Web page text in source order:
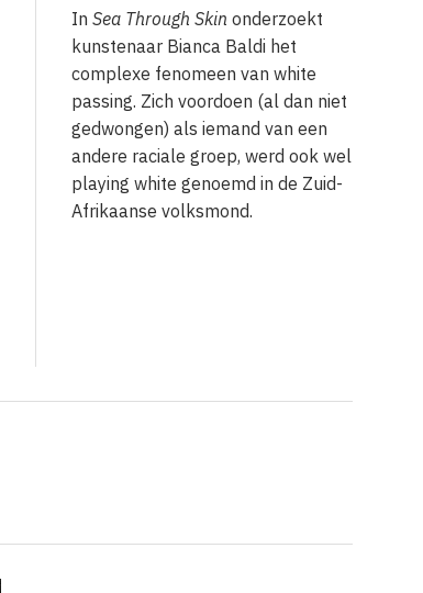
In Sea Through Skin onderzoekt
kunstenaar Bianca Baldi het
complexe fenomeen van white
passing. Zich voordoen (al dan niet
gedwongen) als iemand van een
andere raciale groep, werd ook wel
playing white genoemd in de Zuid-
Afrikaanse volksmond.